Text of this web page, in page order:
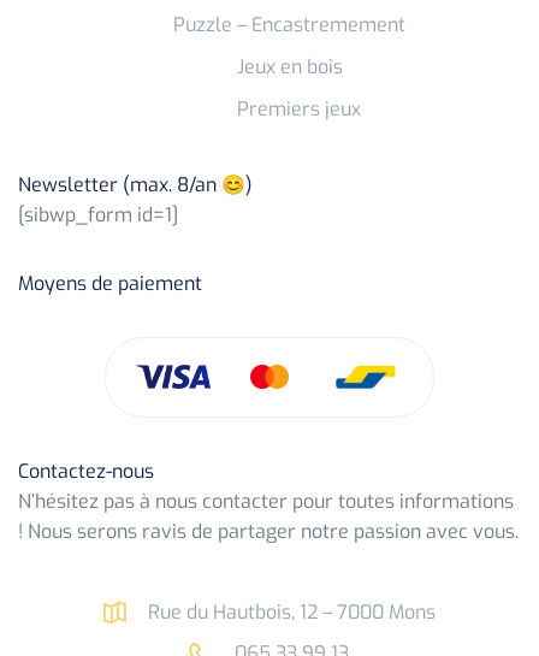
Puzzle – Encastremement
Jeux en bois
Premiers jeux
Newsletter (max. 8/an 😊)
[sibwp_form id=1]
Moyens de paiement
Contactez-nous
N’hésitez pas à nous contacter pour toutes informations
! Nous serons ravis de partager notre passion avec vous.
Rue du Hautbois, 12 – 7000 Mons